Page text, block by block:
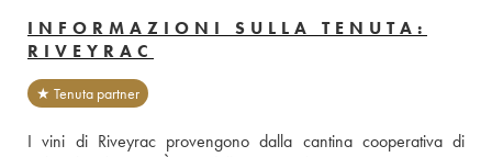
INFORMAZIONI SULLA TENUTA:
RIVEYRAC
★ Tenuta partner
I vini di Riveyrac provengono dalla cantina cooperativa di